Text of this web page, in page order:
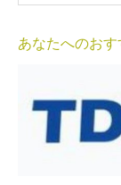
あなたへのおす